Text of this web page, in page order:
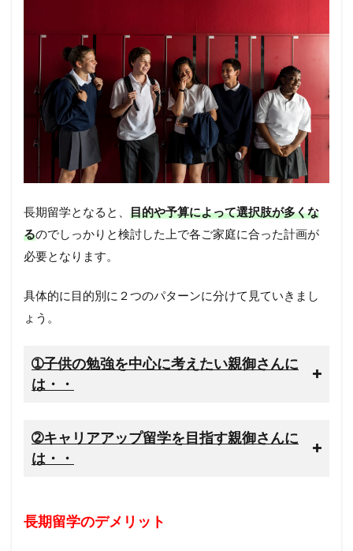
長期留学となると、 目的や予算によって選択肢が多くな
るのでしっかりと検討した上で各ご家庭に合った計画が
必要となります。
具体的に目的別に２つのパターンに分けて見ていきまし
ょう。
➀子供の勉強を中心に考えたい親御さんに
は・・
➁キャリアアップ留学を目指す親御さんに
は・・
長期留学のデメリット